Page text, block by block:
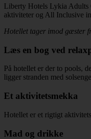
Liberty Hotels Lykia Adults
aktiviteter og All Inclusive
Hotellet tager imod gæster
Læs en bog ved
På hotellet er der to pools,
ligger stranden med
Et aktivitetsmekka
Hotellet er et rigtigt
Mad og drikke